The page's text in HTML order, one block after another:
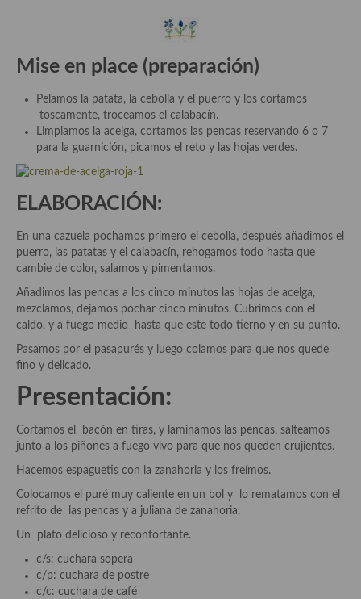
Ensaladas
Entrantes
Gazpachos, salmorejos, sopas y cremas frías
Quínoa
Pasta
Arroces Y fideuás
Legumbres y cereales
Cuscús
Huevos
Masas elaboradas con harina, pizzas, quiches y demás
Plato principal
Aves
Pescado y Marisco
Postres con frutas
Quesos, recetas
Mise en place (preparación)
Pelamos la patata, la cebolla y el puerro y los cortamos
toscamente, troceamos el calabacín.
Limpiamos la acelga, cortamos las pencas reservando 6 o 7
para la guarnición, picamos el reto y las hojas verdes.
ELABORACIÓN:
En una cazuela pochamos primero el cebolla, después añadimos el
puerro, las patatas y el calabacín, rehogamos todo hasta que
cambie de color, salamos y pimentamos.
Añadimos las pencas a los cinco minutos las hojas de acelga,
mezclamos, dejamos pochar cinco minutos. Cubrimos con el
caldo, y a fuego medio hasta que este todo tierno y en su punto.
Pasamos por el pasapurés y luego colamos para que nos quede
fino y delicado.
Presentación:
Cortamos el bacón en tiras, y laminamos las pencas, salteamos
junto a los piñones a fuego vivo para que nos queden crujientes.
Hacemos espaguetis con la zanahoria y los freímos.
Colocamos el puré muy caliente en un bol y lo rematamos con el
refrito de las pencas y a juliana de zanahoria.
Un plato delicioso y reconfortante.
c/s: cuchara sopera
c/p: cuchara de postre
c/c: cuchara de café